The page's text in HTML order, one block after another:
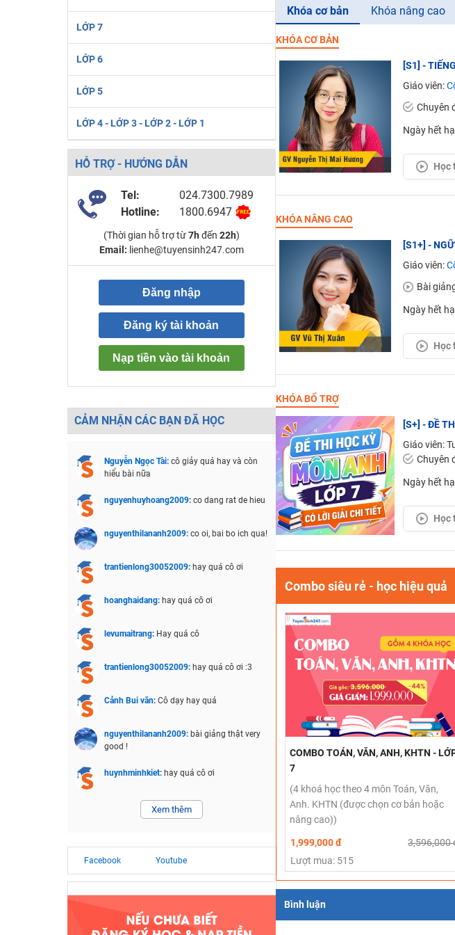
LỚP 7
LỚP 6
LỚP 5
LỚP 4 - LỚP 3 - LỚP 2 - LỚP 1
HỖ TRỢ - HƯỚNG DẪN
Tel:
024.7300.7989
Hotline:
1800.6947
(Thời gian hỗ trợ từ7h đến 22h)
Email: lienhe@tuyensinh247.com
Đăng nhập
Đăng ký tài khoản
Nạp tiền vào tài khoản
CẢM NHẬN CÁC BẠN ĐÃ HỌC
Nguyễn Ngọc Tài: cô giảy quá hay và còn
hiểu bài nữa
nguyenhuyhoang2009: co dang rat de hieu
nguyenthilananh2009: co oi, bai bo ich qua!
trantienlong30052009: hay quá cô ơi
hoanghaidang: hay quá cô ơi
levumaitrang: Hay quá cô
trantienlong30052009: hay quá cô ơi :3
Cảnh Bui văn: Cô dạy hay quá
nguyenthilananh2009: bài giảng thật very
good !
huynhminhkiet: hay quá cô ơi
Xem thêm
Facebook Youtube
Khóa cơ bản Khóa nâng cao
KHÓA CƠ BẢN
[S1] -
Giáo viên:
Chuyên
Ngày hết
Học
KHÓA NÂNG CAO
[S1+] -
Giáo viên:
Bài
Ngày hết
Học
KHÓA BỔ TRỢ
[S+] - ĐỀ
Giáo viên:
Chuyên
Ngày hết
Học
Combo siêu rẻ - học hiệu quả
COMBO TOÁN, VĂN, ANH, KHTN -
7
(4 khoá học theo 4 môn Toán, Văn,
Anh. KHTN (được chọn cơ bản hoặc
nâng cao))
1,999,000 đ
3,596,000
Lượt mua: 515
Bình luận